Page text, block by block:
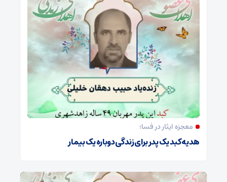
معجزه ایثار در فسا؛
هدیه کبد یک پدر برای زندگی دوباره یک بیمار